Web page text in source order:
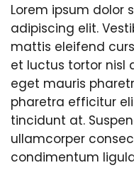
Lorem ipsum dolor
adipiscing elit.
mattis eleifend
et luctus tortor nisl
eget mauris
pharetra efficitur
tincidunt at.
ullamcorper
condimentum